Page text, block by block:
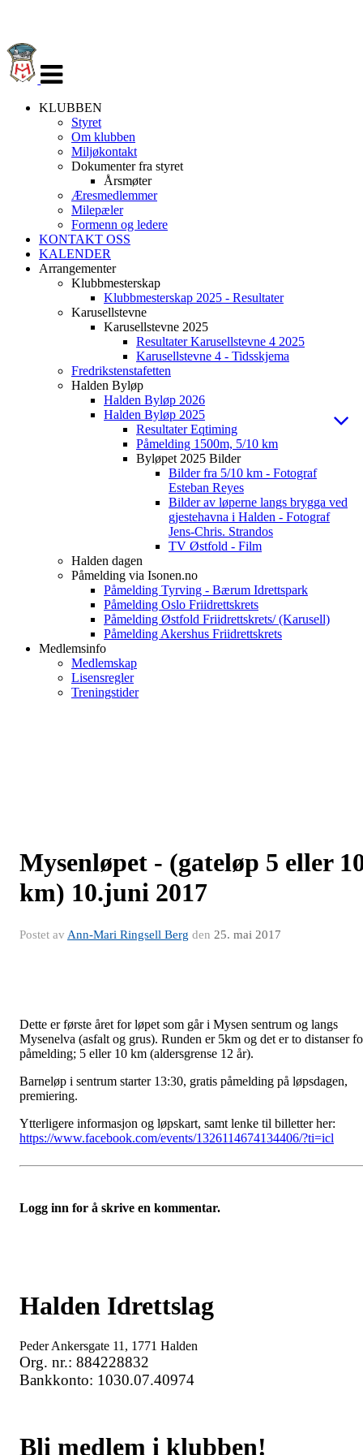
navigasjon
KLUBBEN
Styret
Om klubben
Miljøkontakt
Dokumenter fra styret
Årsmøter
Æresmedlemmer
Milepæler
Formenn og ledere
KONTAKT OSS
KALENDER
Arrangementer
Klubbmesterskap
Klubbmesterskap 2025 - Resultater
Karusellstevne
Karusellstevne 2025
Resultater Karusellstevne 4 2025
Karusellstevne 4 - Tidsskjema
Fredrikstenstafetten
Halden Byløp
Halden Byløp 2026
Halden Byløp 2025
Resultater Eqtiming
Påmelding 1500m, 5/10 km
Byløpet 2025 Bilder
Bilder fra 5/10 km - Fotograf
Esteban Reyes
Bilder av løperne langs brygga ved
gjestehavna i Halden - Fotograf
Jens-Chris. Strandos
TV Østfold - Film
Halden dagen
Påmelding via Isonen.no
Påmelding Tyrving - Bærum Idrettspark
Påmelding Oslo Friidrettskrets
Påmelding Østfold Friidrettskrets/ (Karusell)
Påmelding Akershus Friidrettskrets
Medlemsinfo
Medlemskap
Lisensregler
Treningstider
Mysenløpet - (gateløp 5 eller
km) 10.juni 2017
Postet av Ann-Mari Ringsell Berg den 25. mai 2017
Dette er første året for løpet som går i Mysen sentrum og langs
Mysenelva (asfalt og grus). Runden er 5km og det er to distanser
påmelding; 5 eller 10 km (aldersgrense 12 år).
Barneløp i sentrum starter 13:30, gratis påmelding på løpsdagen,
premiering.
Ytterligere informasjon og løpskart, samt lenke til billetter her:
https://www.facebook.com/events/1326114674134406/?ti=icl
Logg inn for å skrive en kommentar.
Halden Idrettslag
Peder Ankersgate 11, 1771 Halden
Org. nr.: 884228832
Bankkonto: 1030.07.40974
Bli medlem i klubben!